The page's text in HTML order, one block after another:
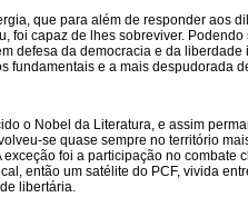
que para além de responder aos
capaz de lhes sobreviver.
defesa da democracia e da
fundamentais e a mais despudorada
o Nobel da Literatura, e assim
se quase sempre no território
foi a participação no combate
então um satélite do PCF, vivida
libertária.